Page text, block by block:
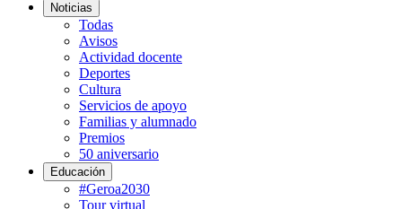
Noticias
Todas
Avisos
Actividad docente
Deportes
Cultura
Servicios de apoyo
Familias y alumnado
Premios
50 aniversario
Educación
#Geroa2030
Tour virtual